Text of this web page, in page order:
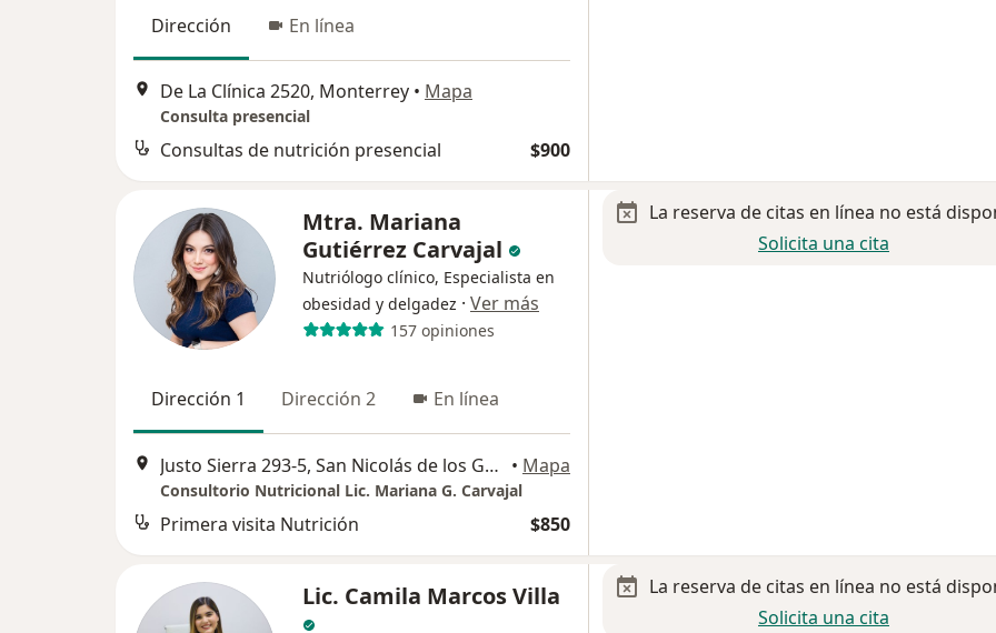
Dirección En línea
De La Clínica 2520, Monterrey • Mapa
Consulta presencial
Consultas de nutrición presencial $900
Mtra. Mariana
Gutiérrez Carvajal
Nutriólogo clínico, Especialista en
obesidad y delgadez · Ver más
157 opiniones
Dirección 1 Dirección 2 En línea
Justo Sierra 293-5, San Nicolás de los Garza • Mapa
Consultorio Nutricional Lic. Mariana G. Carvajal
Primera visita Nutrición $850
La reserva de citas en línea no está
Solicita una cita
Lic. Camila Marcos Villa
La reserva de citas en línea no está
Solicita una cita